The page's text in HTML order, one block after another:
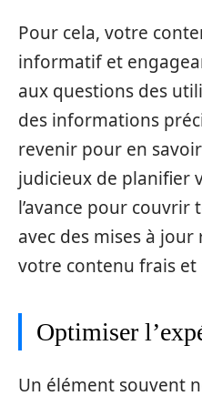
Pour cela, votre
informatif et
aux questions des
des informations
revenir pour en
judicieux de planifier
l’avance pour couvrir
avec des mises à
votre contenu frais
Optimiser
Un élément souvent